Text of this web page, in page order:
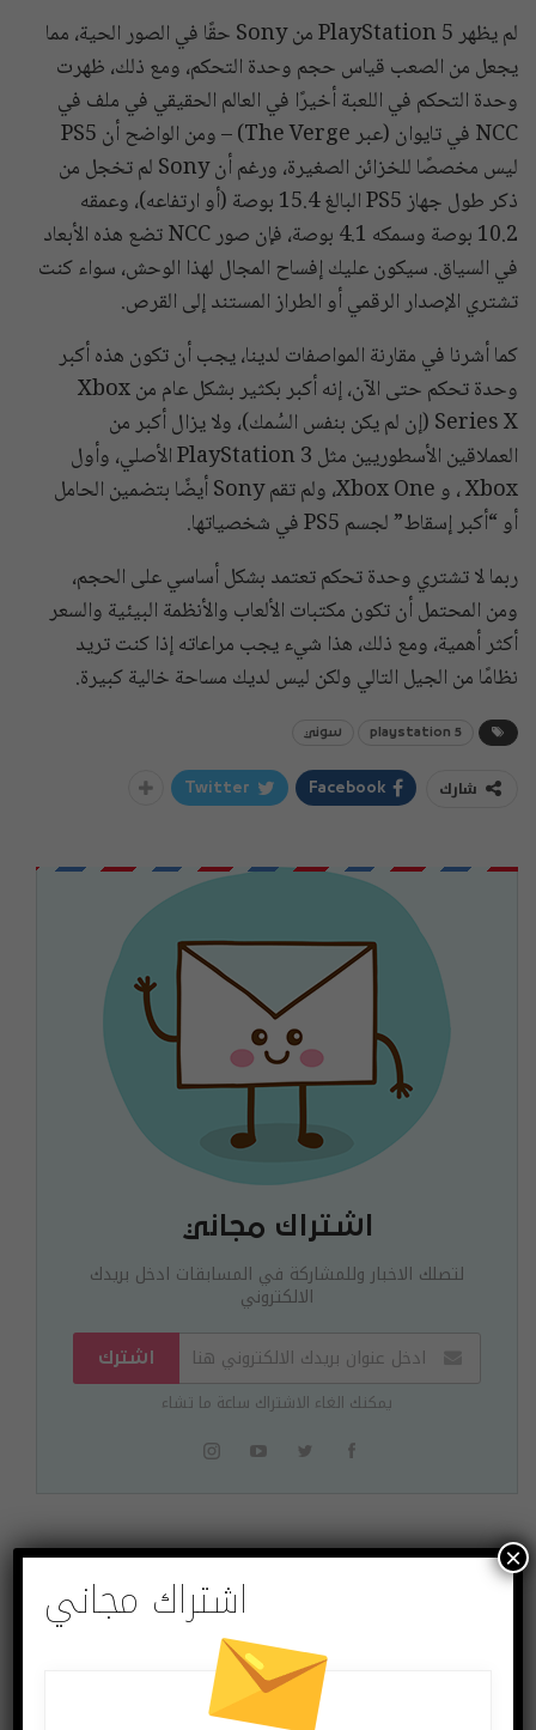
لم يظهر PlayStation 5 من Sony حقًا في الصور الحية، مما
يجعل من الصعب قياس حجم وحدة التحكم، ومع ذلك، ظهرت
وحدة التحكم في اللعبة أخيرًا في العالم الحقيقي في ملف في
NCC في تايوان (عبر The Verge) – ومن الواضح أن PS5
ليس مخصصًا للخزائن الصغيرة، ورغم أن Sony لم تخجل من
ذكر طول جهاز PS5 البالغ 15.4 بوصة (أو ارتفاعه)، وعمقه
10.2 بوصة وسمكه 4.1 بوصة، فإن صور NCC تضع هذه الأبعاد
في السياق. سيكون عليك إفساح المجال لهذا الوحش، سواء كنت
تشتري الإصدار الرقمي أو الطراز المستند إلى القرص.
كما أشرنا في مقارنة المواصفات لدينا، يجب أن تكون هذه أكبر
وحدة تحكم حتى الآن، إنه أكبر بكثير بشكل عام من Xbox
Series X (إن لم يكن بنفس السُمك)، ولا يزال أكبر من
العملاقين الأسطوريين مثل PlayStation 3 الأصلي، وأول
Xbox ، و Xbox One، ولم تقم Sony أيضًا بتضمين الحامل
أو “أكبر إسقاط” لجسم PS5 في شخصياتها.
ربما لا تشتري وحدة تحكم تعتمد بشكل أساسي على الحجم،
ومن المحتمل أن تكون مكتبات الألعاب والأنظمة البيئية والسعر
أكثر أهمية، ومع ذلك، هذا شيء يجب مراعاته إذا كنت تريد
نظامًا من الجيل التالي ولكن ليس لديك مساحة خالية كبيرة.
playstation 5 سوني
شارك Facebook
Twitter
اشتراك مجاني
لتصلك الاخبار وللمشاركة في المسابقات ادخل بريدك
الالكتروني
اشترك
يمكنك الغاء الاشتراك ساعة ما تشاء
أميركا لن تقتل تيك
توك
اشتراك مجاني
×